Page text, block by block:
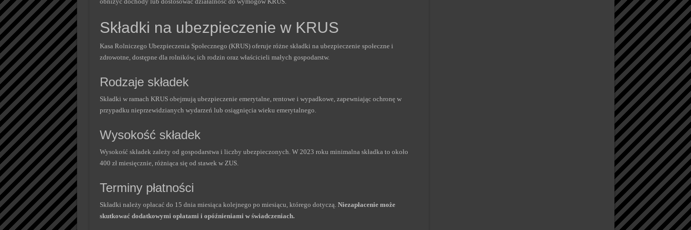
Składki na ubezpieczenie w KRUS
Kasa Rolniczego Ubezpieczenia Społecznego (KRUS) oferuje różne składki na ubezpieczenie społeczne i
zdrowotne, dostępne dla rolników, ich rodzin oraz właścicieli małych gospodarstw.
Rodzaje składek
Składki w ramach KRUS obejmują ubezpieczenie emerytalne, rentowe i wypadkowe, zapewniając ochronę w
przypadku nieprzewidzianych wydarzeń lub osiągnięcia wieku emerytalnego.
Wysokość składek
Wysokość składek zależy od gospodarstwa i liczby ubezpieczonych. W 2023 roku minimalna składka to około
400 zł miesięcznie, różniąca się od stawek w ZUS.
Terminy płatności
Składki należy opłacać do 15 dnia miesiąca kolejnego po miesiącu, którego dotyczą. Niezapłacenie może
skutkować dodatkowymi opłatami i opóźnieniami w świadczeniach.